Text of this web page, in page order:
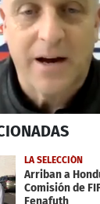
LA SELECCIÓN
Arriban a
Comisión de
Fenafuth